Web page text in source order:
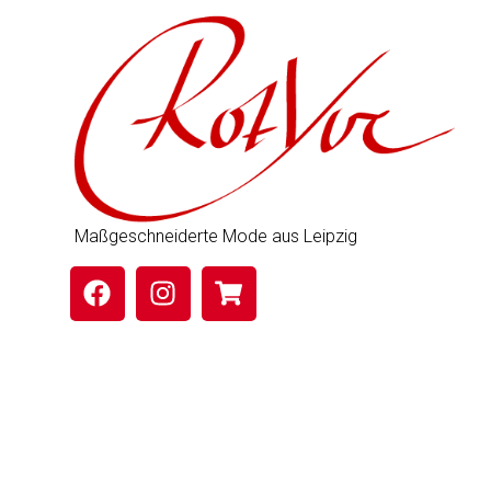
Maßgeschneiderte Mode aus Leipzig